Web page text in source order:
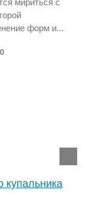
мириться с
форм и...
0
купальника